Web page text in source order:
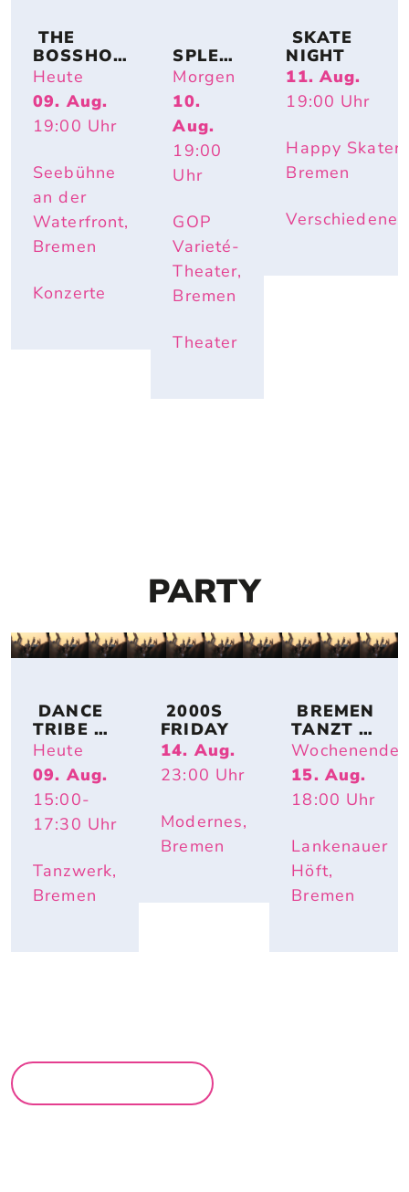
THE
BOSSHOS
S – BACK
TO THE
BOOTS
Heute
09. Aug.
19:00 Uhr
Seebühne
an der
Waterfront,
Bremen
Konzerte
SPLEN
DID
Morgen
10.
Aug.
19:00
Uhr
GOP
Varieté-
Theater,
Bremen
Theater
SKATE
NIGHT
11. Aug.
19:00 Uhr
Happy Skater,
Bremen
Verschiedenes
PARTY
DANCE
TRIBE
BREMEN
Heute
09. Aug.
15:00-
17:30 Uhr
Tanzwerk,
Bremen
2000S
FRIDAY
14. Aug.
23:00 Uhr
Modernes,
Bremen
BREMEN
TANZT
OPEN AIR
Wochenende
15. Aug.
18:00 Uhr
Lankenauer
Höft,
Bremen